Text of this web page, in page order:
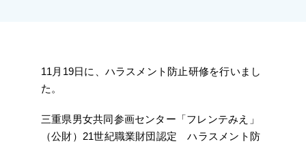
11月19日に、ハラスメント防止研修を行いまし
た。
三重県男女共同参画センター「フレンテみえ」
（公財）21世紀職業財団認定 ハラスメント防